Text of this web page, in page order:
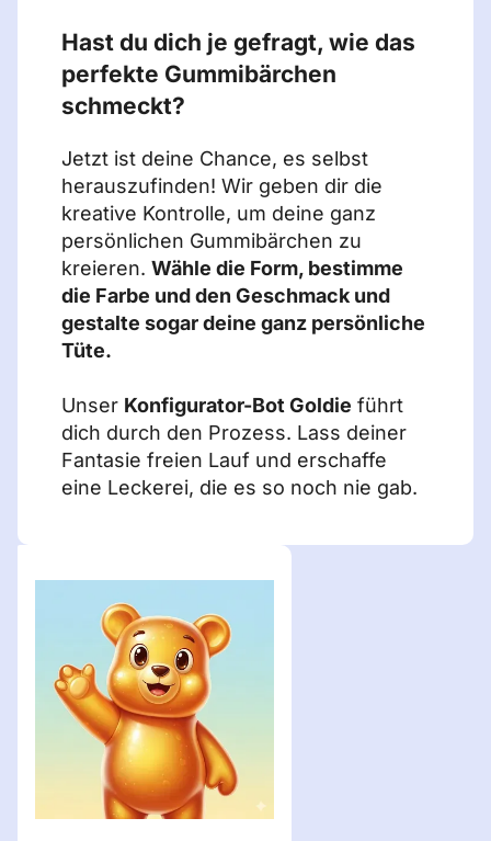
Hast du dich je gefragt, wie das
perfekte Gummibärchen
schmeckt?
Jetzt ist deine Chance, es selbst
herauszufinden! Wir geben dir die
kreative Kontrolle, um deine ganz
persönlichen Gummibärchen zu
kreieren. Wähle die Form, bestimme
die Farbe und den Geschmack und
gestalte sogar deine ganz persönliche
Tüte.
Unser Konfigurator-Bot Goldie führt
dich durch den Prozess. Lass deiner
Fantasie freien Lauf und erschaffe
eine Leckerei, die es so noch nie gab.